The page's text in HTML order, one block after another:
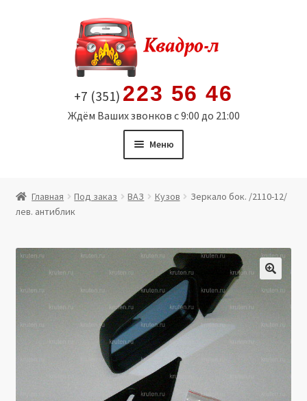
содержимому
+7 (351) 223 56 46
Ждём Ваших звонков с 9:00 до 21:00
Меню
Витрина
Мой аккаунт
Политика в отношении обработки персональных
данных
Производители
Юридические данные
Главная Под заказ ВАЗ Кузов
Зеркало бок. /2110-12/
лев. антиблик
🔍